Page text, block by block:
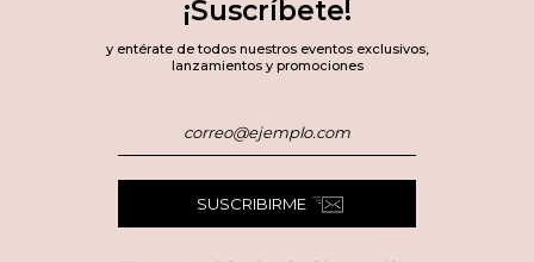
¡Suscríbete!
y entérate de todos nuestros eventos exclusivos,
lanzamientos y promociones
SUSCRIBIRME